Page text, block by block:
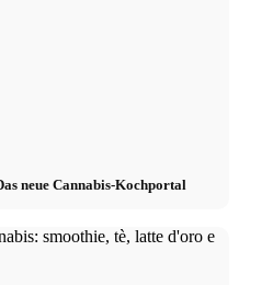
neue Cannabis-Kochportal